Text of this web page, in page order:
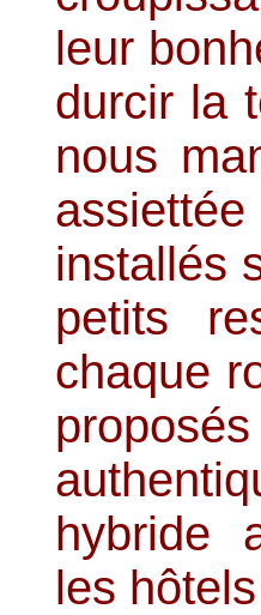
leur
durcir la
nous
installés
petits
chaque
hybride
les